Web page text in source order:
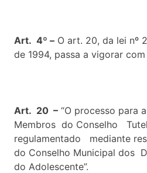
Art. 4º – O art. 20, da lei nº
de 1994, passa a vigorar
Art. 20 – “O processo para
Membros do Conselho
regulamentado mediante
do Conselho Municipal dos
do Adolescente”.